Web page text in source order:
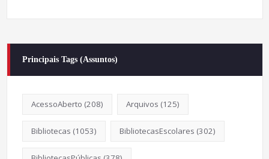
Principais Tags (Assuntos)
AcessoAberto (208) Arquivos (125)
Bibliotecas (1053) BibliotecasEscolares (302)